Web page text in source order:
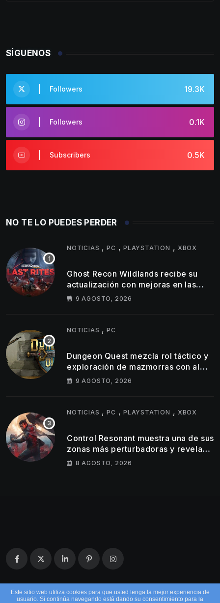
SÍGUENOS
19.3K
Followers
0.1K
Followers
0.5K
Subscribers
NO TE LO PUEDES PERDER
NOTICIAS ,PC ,PLAYSTATION , XBOX
Ghost Recon Wildlands recibe su
actualización con mejoras en las
consolas actuales y una nueva
9 AGOSTO, 2026
NOTICIAS ,PC
Dungeon Quest mezcla rol táctico y
exploración de mazmorras con alma
clásica
9 AGOSTO, 2026
NOTICIAS ,PC ,PLAYSTATION , XBOX
Control Resonant muestra una de sus
zonas más perturbadoras y revela
nuevos detalles de su gameplay
8 AGOSTO, 2026
Este sitio web utiliza cookies para que usted tenga la mejor experiencia de
usuario. Si continúa navegando está dando su consentimiento para la